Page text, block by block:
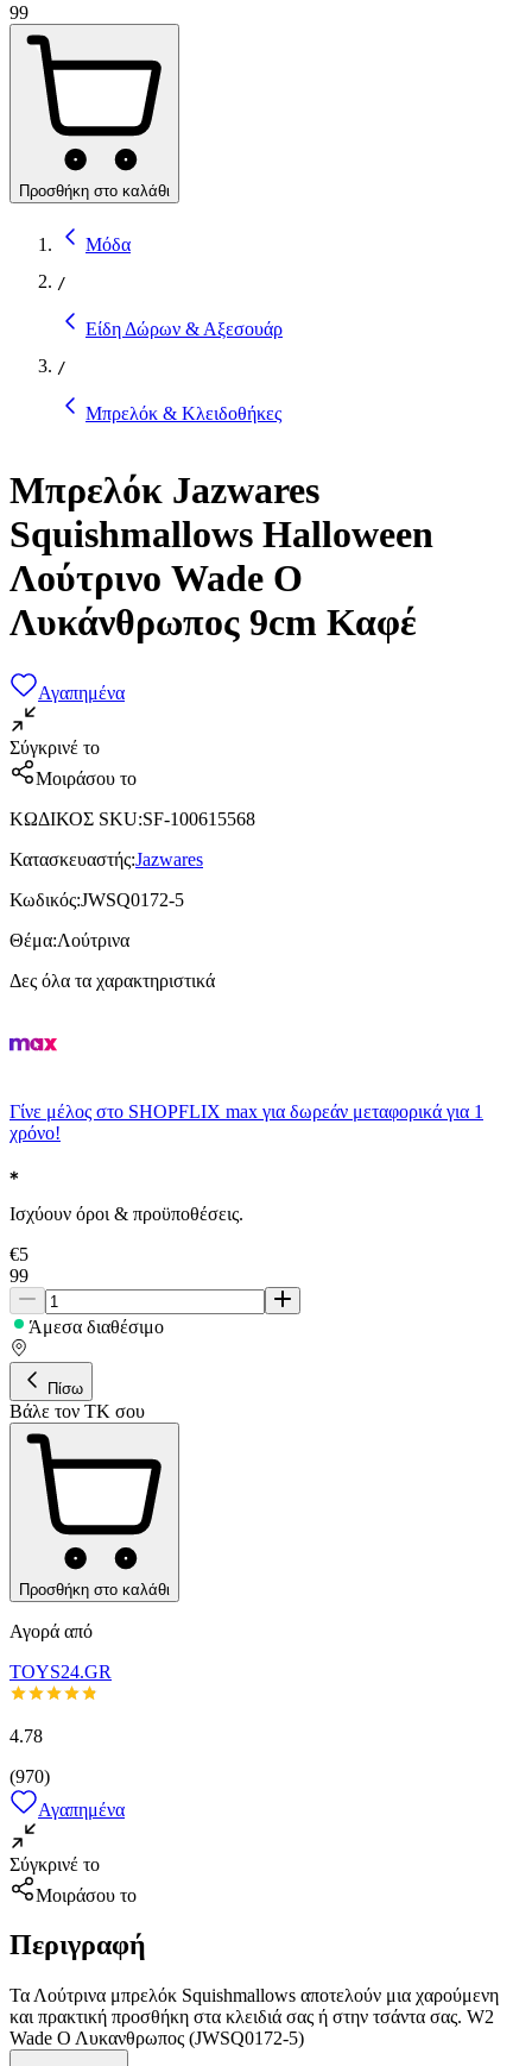
99
Προσθήκη στο καλάθι
Μόδα
/
Είδη Δώρων & Αξεσουάρ
/
Μπρελόκ & Κλειδοθήκες
Μπρελόκ Jazwares
Squishmallows Halloween
Λούτρινο Wade Ο
Λυκάνθρωπος 9cm Καφέ
Αγαπημένα
Σύγκρινέ το
Μοιράσου το
ΚΩΔΙΚΟΣ SKU:SF-100615568
Κατασκευαστής:Jazwares
Κωδικός:JWSQ0172-5
Θέμα:Λούτρινα
Δες όλα τα χαρακτηριστικά
Γίνε μέλος στο SHOPFLIX max για δωρεάν μεταφορικά για 1
χρόνο!
Ισχύουν όροι & προϋποθέσεις.
€5
99
Άμεσα διαθέσιμο
Πίσω
Βάλε τον ΤΚ σου
Προσθήκη στο καλάθι
Αγορά από
TOYS24.GR
4.78
(970)
Αγαπημένα
Σύγκρινέ το
Μοιράσου το
Περιγραφή
Τα Λούτρινα μπρελόκ Squishmallows αποτελούν μια χαρούμενη
και πρακτική προσθήκη στα κλειδιά σας ή στην τσάντα σας. W2
Wade Ο Λυκανθρωπος (JWSQ0172-5)